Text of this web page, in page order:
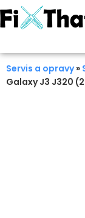
Servis a opravy»
Galaxy J3 J320